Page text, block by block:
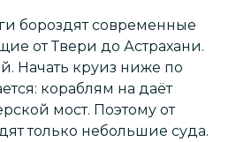
бороздят современные
от Твери до Астрахани.
Начать круиз ниже по
кораблям на даёт
мост. Поэтому от
только небольшие суда.